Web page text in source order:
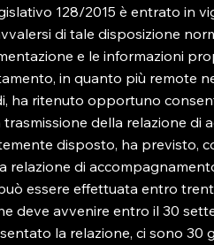
128/2015 è entrato in
di tale disposizione
e le informazioni
in quanto più remote
ha ritenuto opportuno
della relazione di
disposto, ha previsto,
relazione di
essere effettuata entro
deve avvenire entro il 30
la relazione, ci sono 30